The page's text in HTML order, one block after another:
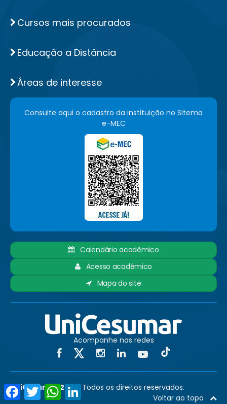
Cursos mais procurados
Educação a Distância
Áreas de interesse
Consulte aqui o cadastro da instituição no Sitema
e-MEC
Calendário acadêmico
Acesso acadêmico
Mapa do site
Acompanhe nas redes
UniCesumar 2025 . Todos os direitos reservados.
Voltar ao topo
FacebookTwitterWhatsApp
LinkedIn